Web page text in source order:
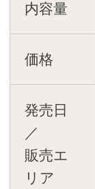
内容量
価格
発売日
／
販売エ
リア